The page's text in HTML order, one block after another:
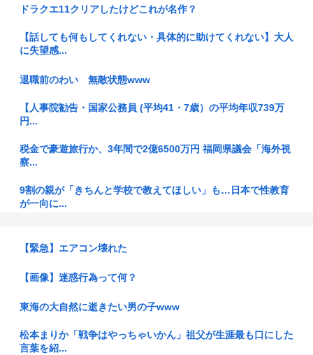
ドラクエ11クリアしたけどこれが名作？
【話しても何もしてくれない・具体的に助けてくれない】大人
に失望感...
退職前のわい 無敵状態www
【人事院勧告・国家公務員 (平均41・7歳）の平均年収739万
円...
税金で豪遊旅行か、3年間で2億6500万円 福岡県議会「海外視
察...
9割の親が「きちんと学校で教えてほしい」も…日本で性教育
が一向に...
猛暑、だ...
医者と結婚して勝ち組だったはずの専業主婦「医者と結婚して
後悔して...
【ゲーム】おんJ民で千の英雄と失われた王国やろうぜ
【緊急】エアコン壊れた
【画像】迷惑行為って何？
東海の大自然に逝きたい男の子www
松本まりか「戦争はやっちゃいかん」祖父が生涯最も口にした
言葉を紹...